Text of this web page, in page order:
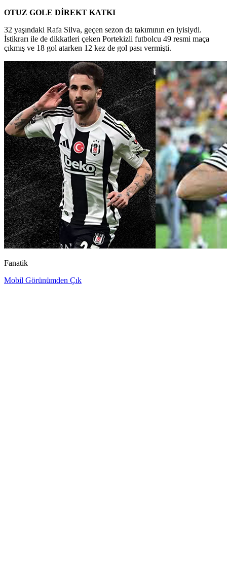
OTUZ GOLE DİREKT KATKI
32 yaşındaki Rafa Silva, geçen sezon da takımının en iyisiydi.
İstikrarı ile de dikkatleri çeken Portekizli futbolcu 49 resmi maça
çıkmış ve 18 gol atarken 12 kez de gol pası vermişti.
Fanatik
Mobil Görünümden Çık